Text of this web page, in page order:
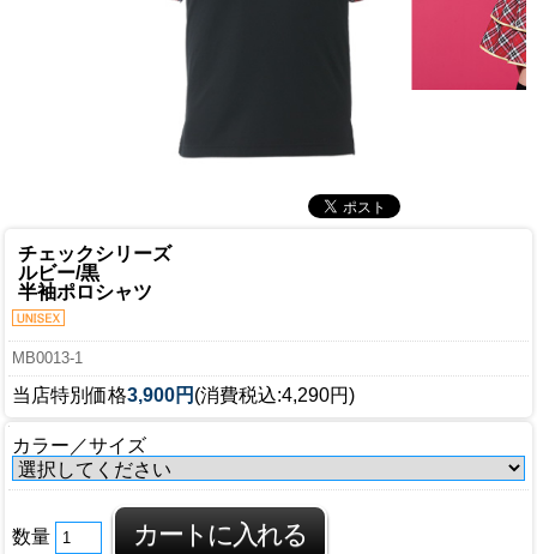
チェックシリーズ
ルビー/黒
半袖ポロシャツ
MB0013-1
当店特別価格3,900円 (消費税込:4,290円)
カラー／サイズ
数量